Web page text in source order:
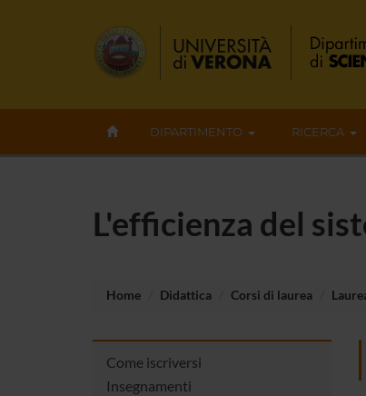
DIPARTIMENTO RICERCA
L'efficienza del
Home Didattica Corsi di laurea
Come iscriversi
Insegnamenti